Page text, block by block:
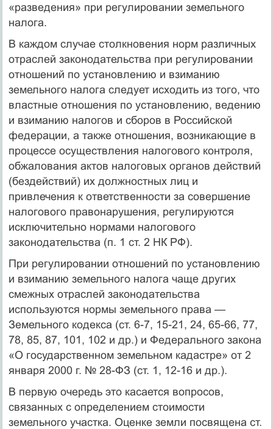
«разведения» при регулировании земельного
налога.
В каждом случае столкновения норм различных
отраслей законода­тельства при регулировании
отношений по установлению и взиманию
земельного налога следует исходить из того, что
властные отношения по установлению, ведению
и взиманию налогов и сборов в Российской
федерации, а также отношения, возникающие в
процессе осуществле­ния налогового контроля,
обжалования актов налоговых органов дейст­вий
(бездействий) их должностных лиц и
привлечения к ответственно­сти за совершение
налогового правонарушения, регулируются
исключи­тельно нормами налогового
законодательства (п. 1 ст. 2 НК РФ).
При регулировании отношений по установлению
и взиманию земельного налога чаще других
смежных отраслей законодательства
используются нормы земельного права —
Земельного кодекса (ст. 6-7, 15-21, 24, 65-66, 77,
78, 85, 87, 101, 102 и др.) и Феде­рального закона
«О государственном земельном кадастре» от 2
ян­варя 2000 г. № 28-ФЗ (ст. 1, 12-16 и др.).
В первую очередь это касается вопросов,
связанных с определе­нием стоимости
земельного участка. Оценке земли посвящена ст.